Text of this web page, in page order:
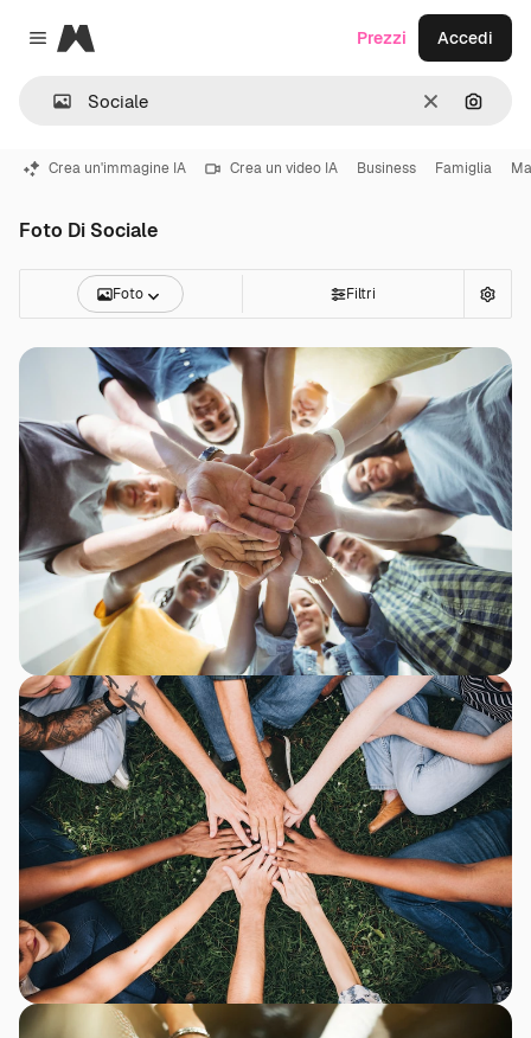
Close menu
Magnific
CancellaCerca
Prezzi Accedi
Crea un'immagine IA Crea un video IA Business Famiglia
Foto Di Sociale
Foto Filtri